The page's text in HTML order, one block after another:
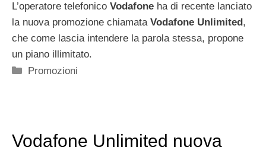
L’operatore telefonico Vodafone ha di recente lanciato
la nuova promozione chiamata Vodafone Unlimited ,
che come lascia intendere la parola stessa, propone
un piano illimitato.
Categorie
Promozioni
Vodafone Unlimited nuova